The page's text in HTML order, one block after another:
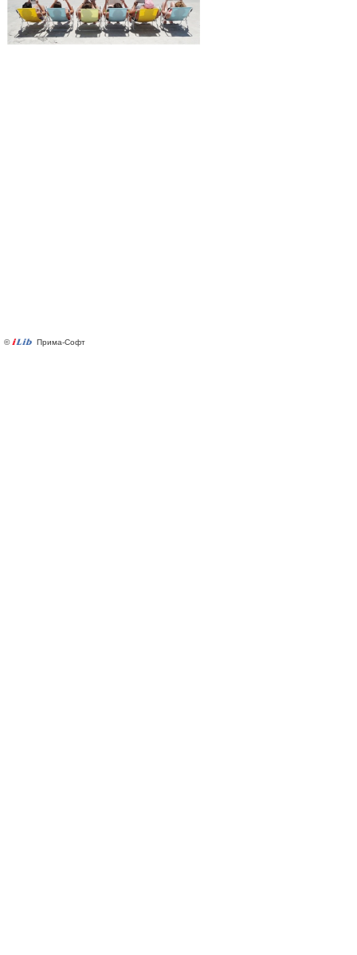
© Прима-Софт